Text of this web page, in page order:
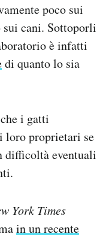
poco sui
sui cani. Sottoporli
è infatti
di quanto lo sia
i gatti
loro proprietari se
difficoltà eventuali
York Times
in un recente